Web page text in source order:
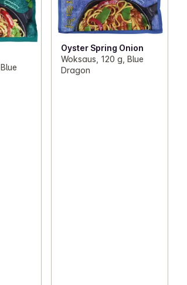
Oyster Spring Onion
Woksaus, 120 g, Blue
Dragon